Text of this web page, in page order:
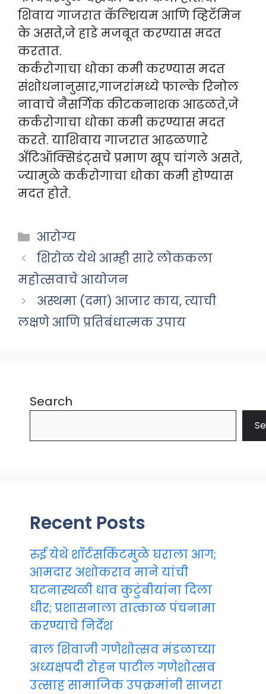
शिवाय गाजरात कॅल्शियम आणि व्हिटॅमिन
के असते,जे हाडे मजबूत करण्यास मदत
करतात.
कर्करोगाचा धोका कमी करण्यास मदत
संशोधनानुसार,गाजरांमध्ये फाल्के रिनोल
नावाचे नैसर्गिक कीटकनाशक आढळते,जे
कर्करोगाचा धोका कमी करण्यास मदत
करते. याशिवाय गाजरात आढळणारे
अँटिऑक्सिडंट्सचे प्रमाण खूप चांगले असते,
ज्यामुळे कर्करोगाचा धोका कमी होण्यास
मदत होते.
Categories
आरोग्य
शिरोळ येथे आम्ही सारे लोककला
महोत्सवाचे आयोजन
अस्थमा (दमा) आजार काय, त्याची
लक्षणे आणि प्रतिबंधात्मक उपाय
Search
Recent Posts
रुई येथे शॉर्टसर्किटमुळे घराला आग;
आमदार अशोकराव माने यांची
घटनास्थळी धाव कुटुंबीयांना दिला
धीर; प्रशासनाला तात्काळ पंचनामा
करण्याचे निर्देश
बाल शिवाजी गणेशोत्सव मंडळाच्या
अध्यक्षपदी रोहन पाटील गणेशोत्सव
उत्साह सामाजिक उपक्रमांनी साजरा